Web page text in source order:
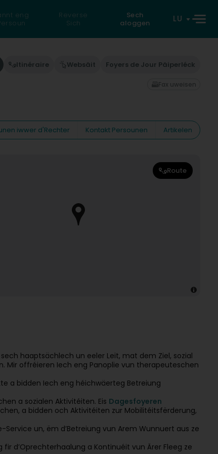
eng
Reverse
Sich
Sech
aloggen
LU
Itinéraire Websäit Foyers de Jour Päiperléck
Fax uweisen
iwwer d'Rechter Kontakt Persounen
Artikelen
Route
haaptsächlech un eeler Leit, mat dem Ziel, sozial
Mir offréieren Iech eng Panoplie vun therapeuteschen
a bidden Iech eng héichwäerteg Betreiung
a sozialen Aktivitéiten. Eis Dagesfoyeren
a bidden och Aktivitéiten zur Mobilitéitsfërderung,
Service un, ëm d’Betreiung vun Arem Wunnuert aus ze
d’Oprechterhaalung a Kontinuéit vun Ärer Fleeg ze